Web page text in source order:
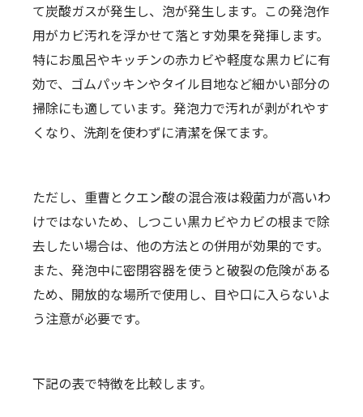
て炭酸ガスが発生し、泡が発生します。この発泡作
用がカビ汚れを浮かせて落とす効果を発揮します。
特にお風呂やキッチンの赤カビや軽度な黒カビに有
効で、ゴムパッキンやタイル目地など細かい部分の
掃除にも適しています。発泡力で汚れが剥がれやす
くなり、洗剤を使わずに清潔を保てます。
ただし、重曹とクエン酸の混合液は殺菌力が高いわ
けではないため、しつこい黒カビやカビの根まで除
去したい場合は、他の方法との併用が効果的です。
また、発泡中に密閉容器を使うと破裂の危険がある
ため、開放的な場所で使用し、目や口に入らないよ
う注意が必要です。
下記の表で特徴を比較します。